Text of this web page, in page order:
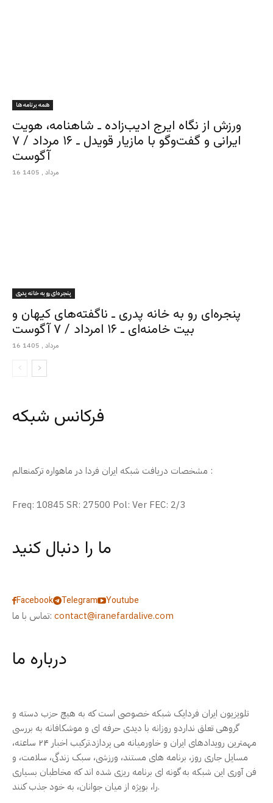
همه برنامه ها
ورزش از نگاه ایرج ادیب‌زاده ـ شاهنامه، هویت
ایرانی و گفت‌وگو با مازیار قویدل ـ ۱۶ مرداد / ۷
آگوست
16 مرداد , 1405
پنجره‌ای رو به خانه پدری
پنجره‌ای رو به خانه پدری ـ ناگفته‌های کیهان و
بیت خامنه‌ای ـ ۱۶ امرداد / ۷ آگوست
16 مرداد , 1405
فرکانس شبکه
مشخصات دریافت شبکه ایران فردا در ماهواره ترکمنعالم :
Freq: 10845 SR: 27500 Pol: Ver FEC: 2/3
ما را دنبال کنید
Facebook Telegram
Youtube
تماس با ما: contact@iranefardalive.com
درباره ما
تلویزیون ایران فردایک شبکه خصوصی است که به هیچ حزب دسته و
گروهی تعلق نداردو روزانه با دیدی حرفه ای و موشکافانه به بررسی
مهمترین رویدادهای ایران و خاورمیانه می پردازد.ترکیب اخبار ۲۴ ساعته،
مسایل جاری روز، برنامه های مستند، ورزشی، سبک زندگی، سلامت، و
فن آوری این شبکه به گونه ای برنامه ریزی شده اند که مخاطبان بسیاری
را، بویژه از میان جوانان، به خود جذب کنند.